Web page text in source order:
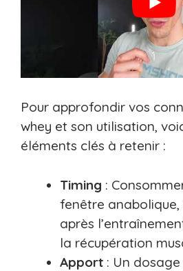
Pour approfondir vos
whey et son utilisation,
éléments clés à retenir :
Timing :
fenêtre anabolique,
après
la récupération
Apport : Un